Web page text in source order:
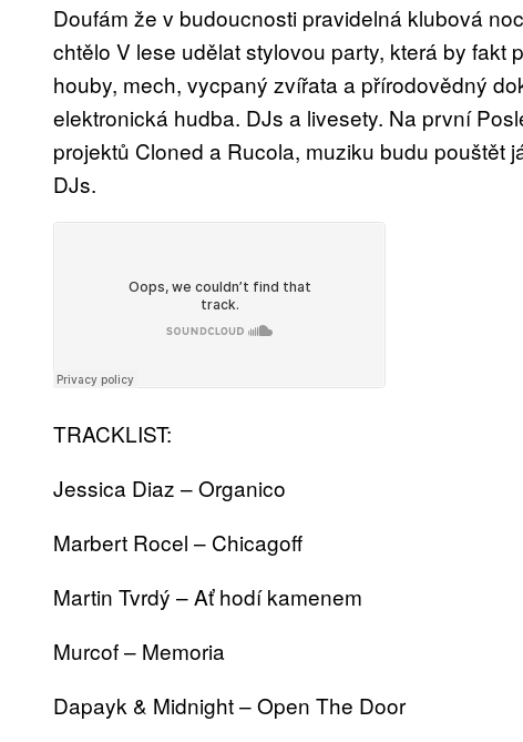
Doufám že v budoucnosti pravidelná klubová
chtělo V lese udělat stylovou party, která by fakt
houby, mech, vycpaný zvířata a přírodovědný
elektronická hudba. DJs a livesety. Na první
projektů Cloned a Rucola, muziku budu pouštět
DJs.
TRACKLIST:
Jessica Diaz – Organico
Marbert Rocel – Chicagoff
Martin Tvrdý – Ať hodí kamenem
Murcof – Memoria
Dapayk & Midnight – Open The Door